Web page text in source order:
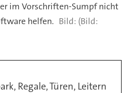
im Vorschriften-Sumpf nicht
helfen.
(Bild:
Regale, Türen, Leitern